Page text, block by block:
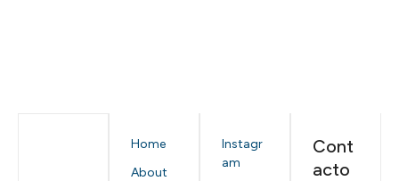
Home
About
Instagr
am
Cont
acto